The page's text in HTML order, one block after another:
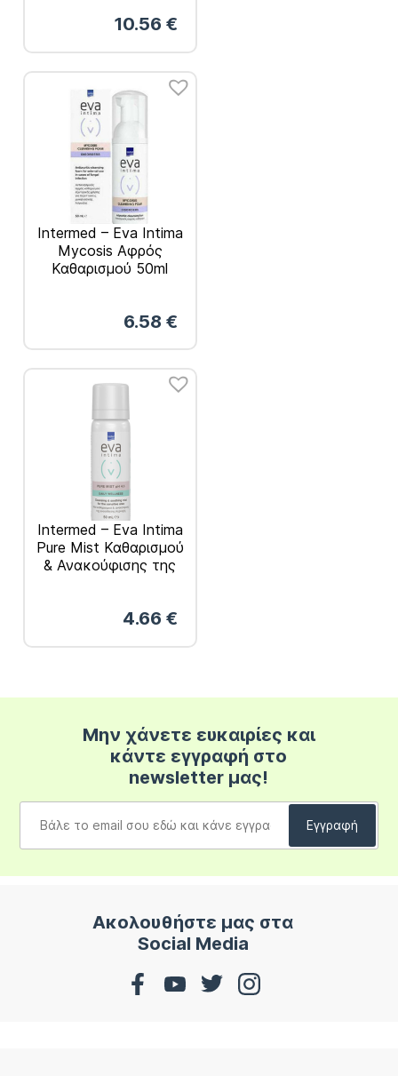
10.56 €
Intermed – Eva Intima
Mycosis Αφρός
Καθαρισμού 50ml
6.58 €
Intermed – Eva Intima
Pure Mist Καθαρισμού
& Ανακούφισης της
4.66 €
Μην χάνετε ευκαιρίες και
κάντε εγγραφή στο
newsletter μας!
Ακολουθήστε μας στα
Social Media